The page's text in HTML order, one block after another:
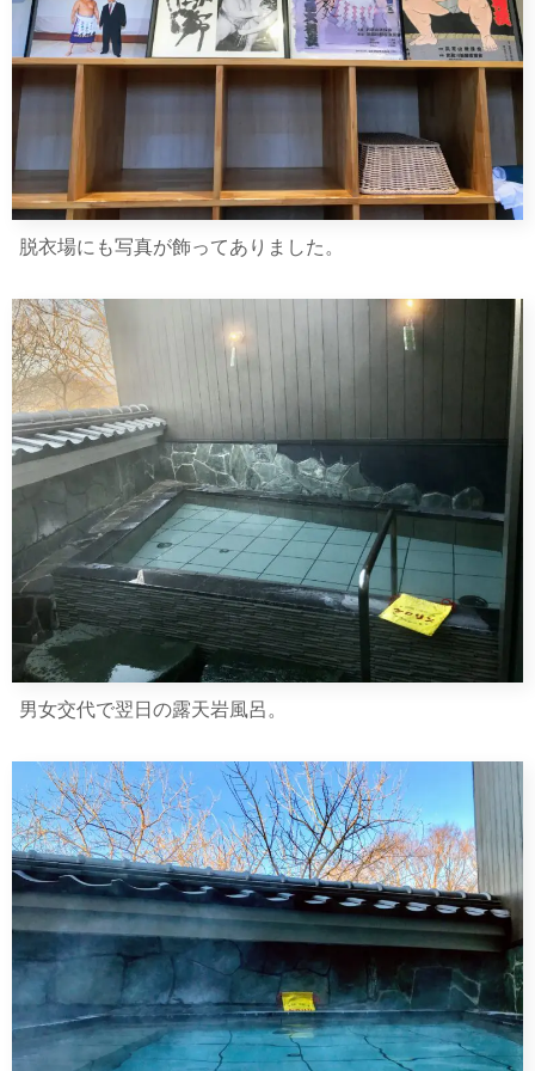
脱衣場にも写真が飾ってありました。
男女交代で翌日の露天岩風呂。